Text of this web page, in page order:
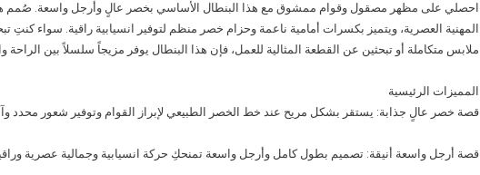
احصلي على مظهر مصقول وقوام ممشوق مع هذا البنطال الأساسي بخصر عالٍ وأرجل واسعة. صُمم
المهنية العصرية، ويتميز بكسرات أمامية ناعمة وحزام خصر منظم لتوفير انسيابية راقية. سواء كنتِ
ملابس متكاملة أو تبحثين عن القطعة المثالية للعمل، فإن هذا البنطال يوفر مزيجاً سلسلاً بين الراحة
المميزات الرئيسية
قصة خصر عالٍ جذابة: يستقر بشكل مريح عند خط الخصر الطبيعي لإبراز القوام وتوفير شعور محدد
قصة أرجل واسعة أنيقة: تصميم بطول كامل وأرجل واسعة تمنحكِ حركة انسيابية وجمالية عصرية